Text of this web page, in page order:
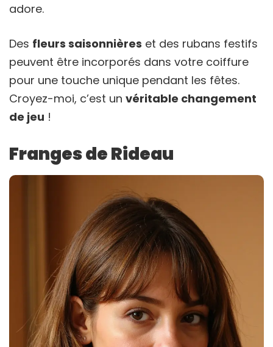
adore.
Des fleurs saisonnières et des rubans festifs
peuvent être incorporés dans votre coiffure
pour une touche unique pendant les fêtes.
Croyez-moi, c’est un véritable changement
de jeu !
Franges de Rideau